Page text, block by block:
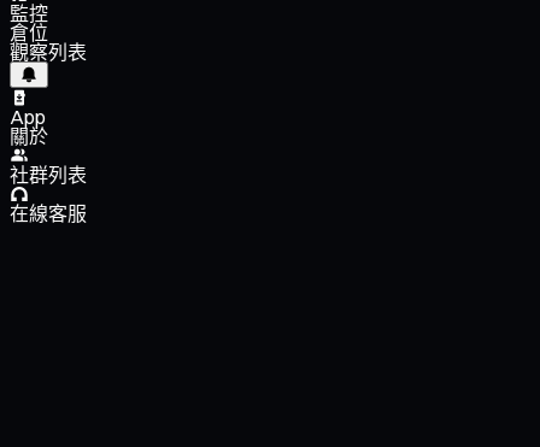
監控
倉位
觀察列表
App
關於
社群列表
在線客服